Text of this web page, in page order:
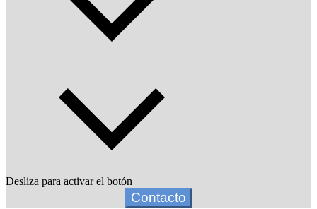
Desliza para activar el botón
Contacto